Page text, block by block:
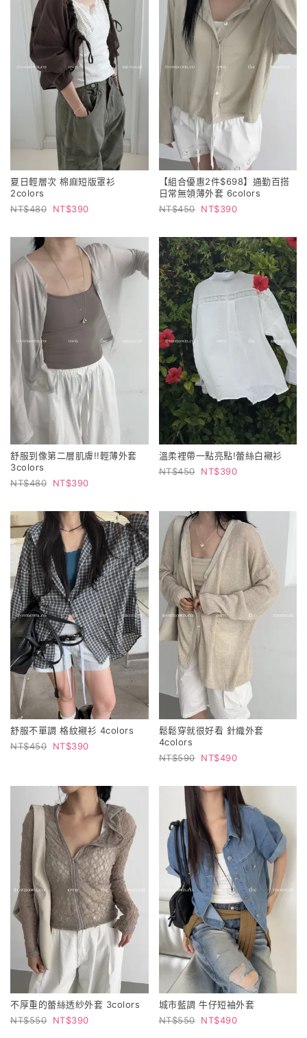
夏日輕層次 棉麻短版罩衫
2colors
480
390
【組合優惠2件$698】通勤百搭
日常無領薄外套 6colors
450
390
舒服到像第二層肌膚!!輕薄外套
3colors
480
390
溫柔裡帶一點亮點!蕾絲白襯衫
450
390
舒服不單調 格紋襯衫 4colors
450
390
鬆鬆穿就很好看 針織外套
4colors
590
490
不厚重的蕾絲透紗外套 3colors
550
390
城市藍調 牛仔短袖外套
550
490